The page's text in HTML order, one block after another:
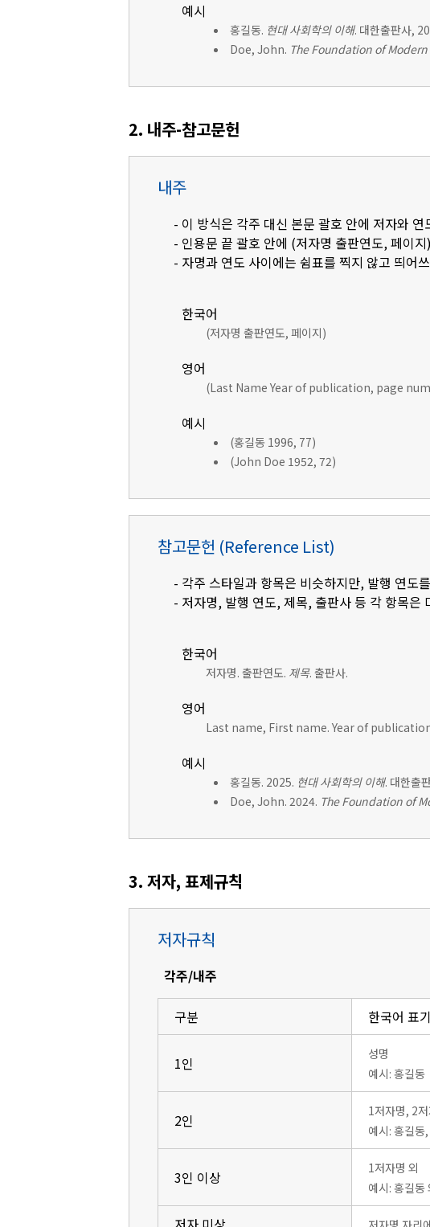
예시
홍길동. 현대 사회학의 이해. 대한출판사,
Doe, John. The Foundation of
2. 내주-참고문헌
내주
- 이 방식은 각주 대신 본문 괄호 안에 저자와
- 인용문 끝 괄호 안에 (저자명 출판연도, 페이
- 자명과 연도 사이에는 쉼표를 찍지 않고 띄어
한국어
(저자명 출판연도, 페이지)
영어
(Last Name Year of publication, page
예시
(홍길동 1996, 77)
(John Doe 1952, 72)
참고문헌 (Reference List)
- 각주 스타일과 항목은 비슷하지만, 발행 연도
- 저자명, 발행 연도, 제목, 출판사 등 각 항목은
한국어
저자명. 출판연도. 제목. 출판사.
영어
Last name, First name. Year of
예시
홍길동. 2025. 현대 사회학의 이해. 대한출
Doe, John. 2024. The Foundation of
3. 저자, 표제규칙
저자규칙
각주/내주
구분 한국어 표
1인
성명
예시: 홍길동
2인
1저자명, 2
예시: 홍길동
3인 이상
1저자명 외
예시: 홍길동